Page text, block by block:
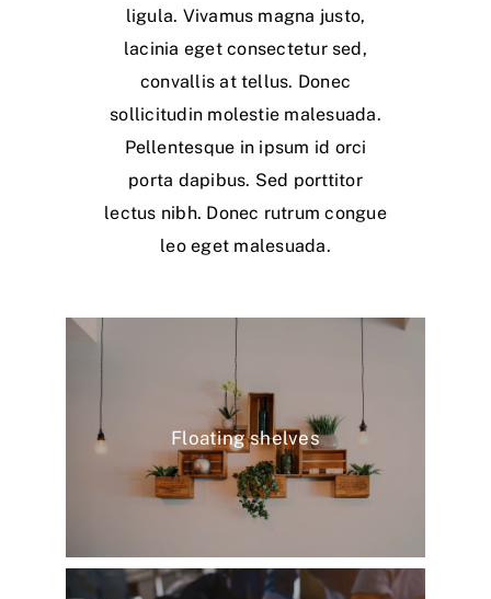
ligula. Vivamus magna justo,
lacinia eget consectetur sed,
convallis at tellus. Donec
sollicitudin molestie malesuada.
Pellentesque in ipsum id orci
porta dapibus. Sed porttitor
lectus nibh. Donec rutrum congue
leo eget malesuada.
Floating shelves